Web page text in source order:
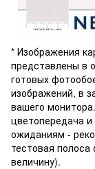
* Изображения
представлены в
готовых
изображений, в
вашего
цветопередача
ожиданиям -
тестовая
величину).